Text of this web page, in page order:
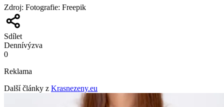
Zdroj: Fotografie: Freepik
Sdílet
Dennívýzva
0
Reklama
Další články z Krasnezeny.eu